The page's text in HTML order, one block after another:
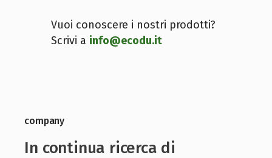
Vuoi conoscere i nostri prodotti?
Scrivi a info@ecodu.it
company
In continua ricerca di